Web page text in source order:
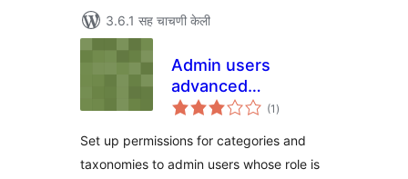
3.6.1 सह चाचणी केली
Admin users
advanced
permissions (1 एकूण
मूल्यांकन
)
Set up permissions for categories and
taxonomies to admin users whose role is